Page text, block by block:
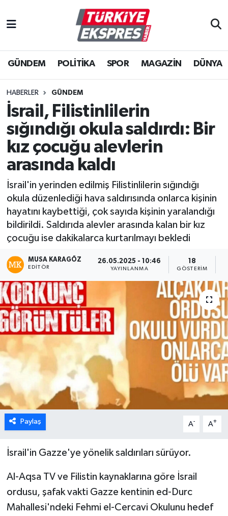
GÜNDEM POLİTİKA SPOR MAGAZİN DÜNYA
HABERLER GÜNDEM
İsrail, Filistinlilerin
sığındığı okula saldırdı: Bir
kız çocuğu alevlerin
arasında kaldı
İsrail'in yerinden edilmiş Filistinlilerin sığındığı
okula düzenlediği hava saldırısında onlarca kişinin
hayatını kaybettiği, çok sayıda kişinin yaralandığı
bildirildi. Saldırıda alevler arasında kalan bir kız
çocuğu ise dakikalarca kurtarılmayı bekledi
MUSA KARAGÖZ
EDITÖR
26.05.2025 - 10:46
YAYINLANMA
18
GÖSTERIM
Paylaş A- A+
İsrail'in Gazze'ye yönelik saldırıları sürüyor.
Al-Aqsa TV ve Filistin kaynaklarına göre İsrail
ordusu, şafak vakti Gazze kentinin ed-Durc
Mahallesi'ndeki Fehmi el-Cercavi Okulunu hedef
İstanbul Nöbetçi Eczaneler
İstanbul Hava Durumu
İstanbul Namaz Vakitleri
İstanbul Trafik Yoğunluk Haritası
Süper Lig Puan Durumu ve Fikstür
Tüm Manşetler
Son Dakika Haberleri
Haber Arşivi